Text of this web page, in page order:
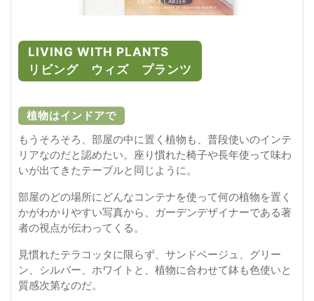
LIVING WITH PLANTS
リビング ウィズ プランツ
植物はインドアで
もうそろそろ、部屋の中に置く植物も、普段使いのインテ
リアなのだと認めたい。座り慣れた椅子や長年使って味わ
いが出てきたテーブルと同じように。
部屋のどの場所にどんなコンテナを使って何の植物を置く
かがわかりやすい写真から、ガーデンデザイナーである著
者の視点が伝わってくる。
見慣れたテラコッタに限らず、サンドベージュ、グリー
ン、シルバー、ホワイトと、植物に合わせて鉢も色使いと
質感次第なのだ。